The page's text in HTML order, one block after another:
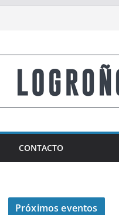
CONTACTO
Próximos eventos